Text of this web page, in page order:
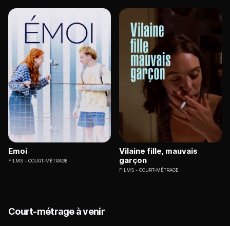
Emoi
FILMS COURT-MÉTRAGE
Vilaine fille, mauvais
garçon
FILMS COURT-MÉTRAGE
Court-métrage à venir